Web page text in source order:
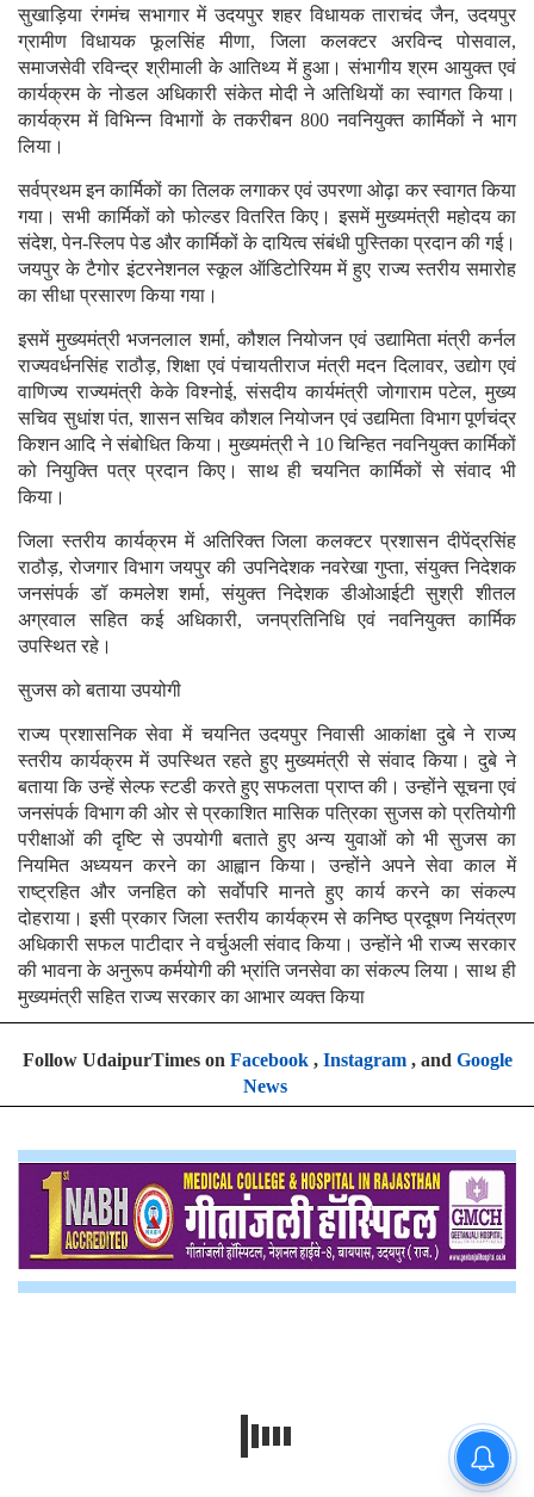
सुखाड़िया रंगमंच सभागार में उदयपुर शहर विधायक ताराचंद जैन, उदयपुर
ग्रामीण विधायक फूलसिंह मीणा, जिला कलक्टर अरविन्द पोसवाल,
समाजसेवी रविन्द्र श्रीमाली के आतिथ्य में हुआ। संभागीय श्रम आयुक्त एवं
कार्यक्रम के नोडल अधिकारी संकेत मोदी ने अतिथियों का स्वागत किया।
कार्यक्रम में विभिन्न विभागों के तकरीबन 800 नवनियुक्त कार्मिकों ने भाग
लिया।
सर्वप्रथम इन कार्मिकों का तिलक लगाकर एवं उपरणा ओढ़ा कर स्वागत किया
गया। सभी कार्मिकों को फोल्डर वितरित किए। इसमें मुख्यमंत्री महोदय का
संदेश, पेन-स्लिप पेड और कार्मिकों के दायित्व संबंधी पुस्तिका प्रदान की गई।
जयपुर के टैगोर इंटरनेशनल स्कूल ऑडिटोरियम में हुए राज्य स्तरीय समारोह
का सीधा प्रसारण किया गया।
इसमें मुख्यमंत्री भजनलाल शर्मा, कौशल नियोजन एवं उद्यामिता मंत्री कर्नल
राज्यवर्धनसिंह राठौड़, शिक्षा एवं पंचायतीराज मंत्री मदन दिलावर, उद्योग एवं
वाणिज्य राज्यमंत्री केके विश्नोई, संसदीय कार्यमंत्री जोगाराम पटेल, मुख्य
सचिव सुधांश पंत, शासन सचिव कौशल नियोजन एवं उद्यमिता विभाग पूर्णचंद्र
किशन आदि ने संबोधित किया। मुख्यमंत्री ने 10 चिन्हित नवनियुक्त कार्मिकों
को नियुक्ति पत्र प्रदान किए। साथ ही चयनित कार्मिकों से संवाद भी
किया।
जिला स्तरीय कार्यक्रम में अतिरिक्त जिला कलक्टर प्रशासन दीपेंद्रसिंह
राठौड़, रोजगार विभाग जयपुर की उपनिदेशक नवरेखा गुप्ता, संयुक्त निदेशक
जनसंपर्क डॉ कमलेश शर्मा, संयुक्त निदेशक डीओआईटी सुश्री शीतल
अग्रवाल सहित कई अधिकारी, जनप्रतिनिधि एवं नवनियुक्त कार्मिक
उपस्थित रहे।
सुजस को बताया उपयोगी
राज्य प्रशासनिक सेवा में चयनित उदयपुर निवासी आकांक्षा दुबे ने राज्य
स्तरीय कार्यक्रम में उपस्थित रहते हुए मुख्यमंत्री से संवाद किया। दुबे ने
बताया कि उन्हें सेल्फ स्टडी करते हुए सफलता प्राप्त की। उन्होंने सूचना एवं
जनसंपर्क विभाग की ओर से प्रकाशित मासिक पत्रिका सुजस को प्रतियोगी
परीक्षाओं की दृष्टि से उपयोगी बताते हुए अन्य युवाओं को भी सुजस का
नियमित अध्ययन करने का आह्वान किया। उन्होंने अपने सेवा काल में
राष्ट्रहित और जनहित को सर्वाेपरि मानते हुए कार्य करने का संकल्प
दोहराया। इसी प्रकार जिला स्तरीय कार्यक्रम से कनिष्ठ प्रदूषण नियंत्रण
अधिकारी सफल पाटीदार ने वर्चुअली संवाद किया। उन्होंने भी राज्य सरकार
की भावना के अनुरूप कर्मयोगी की भ्रांति जनसेवा का संकल्प लिया। साथ ही
मुख्यमंत्री सहित राज्य सरकार का आभार व्यक्त किया
Follow UdaipurTimes on Facebook, Instagram, and Google
News